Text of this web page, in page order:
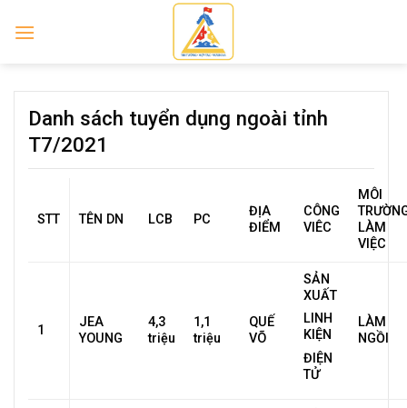
Danh sách tuyển dụng ngoài tỉnh
T7/2021
STT TÊN DN LCB PC
ĐỊA
ĐIỂM
CÔNG
VIÊC
MÔI
LÀM
VIỆC
1
JEA
YOUNG
4,3
triệu
1,1
triệu
QUẾ
VÕ
SẢN
XUẤT
LINH
KIỆN
ĐIỆN
TỬ
LÀM
NGỒI